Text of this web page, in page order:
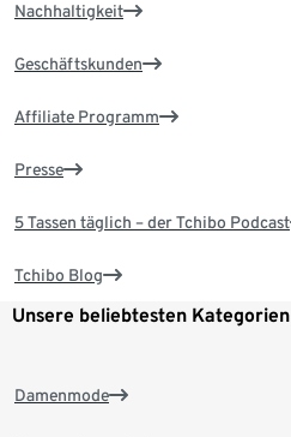
Nachhaltigkeit
Geschäftskunden
Affiliate Programm
Presse
5 Tassen täglich – der Tchibo Podcast
Tchibo Blog
Unsere beliebtesten Kategorien
Damenmode